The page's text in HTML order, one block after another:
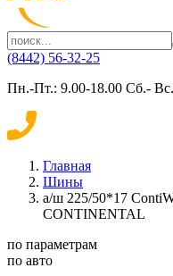
(8442) 56-32-25
Пн.-Пт.: 9.00-18.00 Сб.-
Главная
Шины
а/ш 225/50*17
CONTINENTAL
по параметрам
по авто